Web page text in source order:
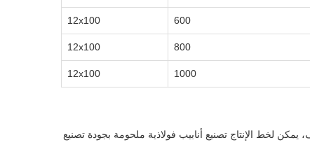
600
12x100
800
12x100
1000
12x100
يمكن لخط الإنتاج تصنيع أنابيب فولاذية ملحومة بجودة تصنيع